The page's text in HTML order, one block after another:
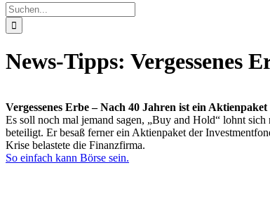
Suche
nach:
News-Tipps: Vergessenes
Vergessenes Erbe – Nach 40 Jahren ist ein
Es soll noch mal jemand sagen, „Buy and Hold“ lohnt
beteiligt. Er besaß ferner ein Aktienpaket der
Krise belastete die Finanzfirma.
So einfach kann Börse sein.